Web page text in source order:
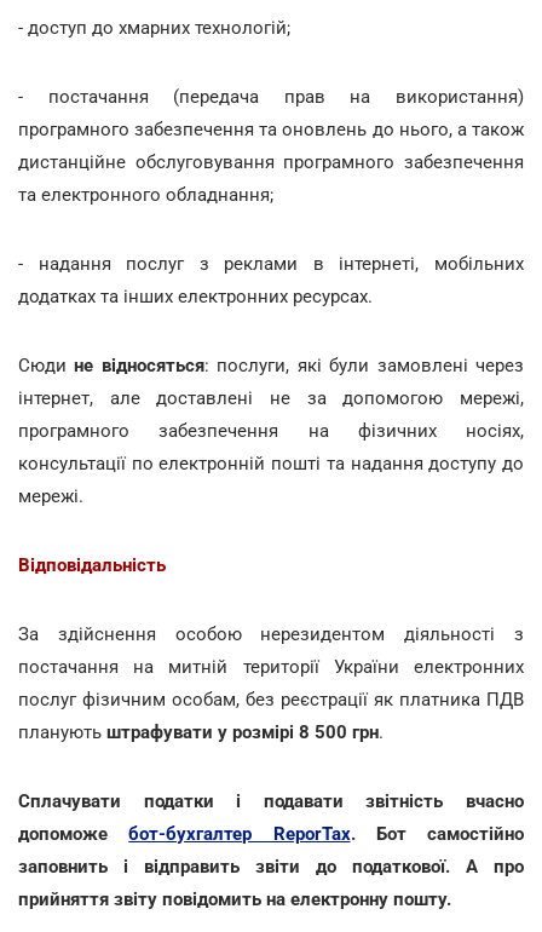
- доступ до хмарних технологій;
- постачання (передача прав на використання)
програмного забезпечення та оновлень до нього, а також
дистанційне обслуговування програмного забезпечення
та електронного обладнання;
- надання послуг з реклами в інтернеті, мобільних
додатках та інших електронних ресурсах.
Сюдине відносяться: послуги, які були замовлені через
інтернет, але доставлені не за допомогою мережі,
програмного забезпечення на фізичних носіях,
консультації по електронній пошті та надання доступу до
мережі.
Відповідальність
За здійснення особою нерезидентом діяльності з
постачання на митній території України електронних
послуг фізичним особам, без реєстрації як платника ПДВ
планують штрафувати у розмірі 8 500 грн.
Сплачувати податки і подавати звітність вчасно
допоможебот-бухгалтер ReporTax. Бот самостійно
заповнить і відправить звіти до податкової. А про
прийняття звіту повідомить на електронну пошту.